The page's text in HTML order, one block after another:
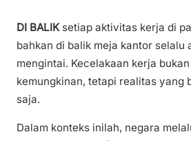
DI BALIKsetiap aktivitas kerja di
bahkan di balik meja kantor selalu
mengintai. Kecelakaan kerja
kemungkinan, tetapi realitas yang
saja.
Dalam konteks inilah, negara